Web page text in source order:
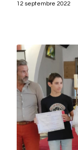
12 septembre 2022